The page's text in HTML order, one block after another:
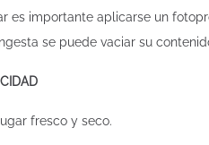
es importante aplicarse un
se puede vaciar su
fresco y seco.